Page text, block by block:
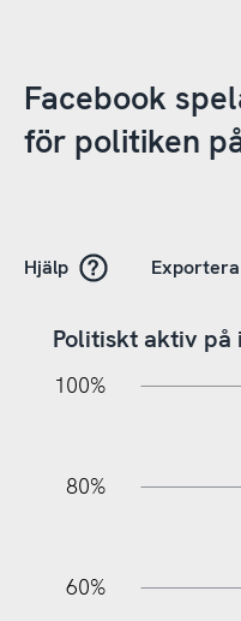
Facebook
för politiken
Hjälp Exportera
Politiskt aktiv på
100%
80%
60%